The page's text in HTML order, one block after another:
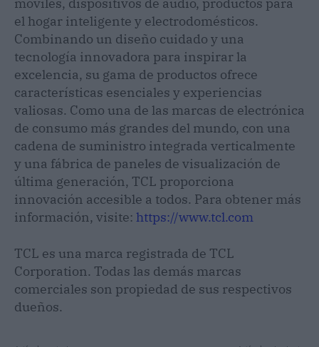
el hogar inteligente y electrodomésticos.
Combinando un diseño cuidado y una
tecnología innovadora para inspirar la
excelencia, su gama de productos ofrece
características esenciales y experiencias
valiosas. Como una de las marcas de electrónica
de consumo más grandes del mundo, con una
cadena de suministro integrada verticalmente
y una fábrica de paneles de visualización de
última generación, TCL proporciona
innovación accesible a todos. Para obtener más
información, visite: https://www.tcl.com
TCL es una marca registrada de TCL
Corporation. Todas las demás marcas
comerciales son propiedad de sus respectivos
dueños.